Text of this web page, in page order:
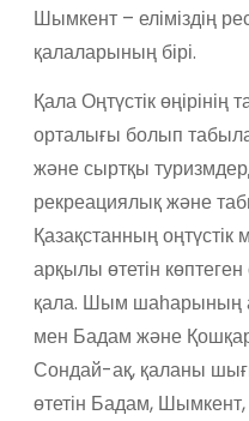
Шымкент – еліміздің
қалаларының бірі.
Қала Оңтүстік
орталығы болып
және сыртқы
рекреациялық және
Қазақстанның оңтүстік
арқылы өтетін
қала. Шым шаһарының
мен Бадам және Қошқар
Сондай-ақ, қаланы
өтетін Бадам,